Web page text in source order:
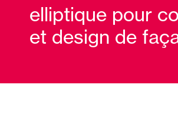
Rideaux de Verre
elliptique pour
et design de